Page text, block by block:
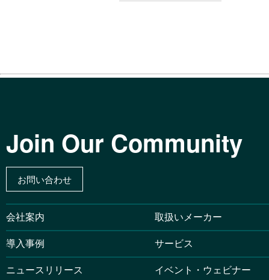
Join Our Community
お問い合わせ
会社案内 取扱いメーカー
導入事例
サービス
ニュースリリース
イベント・ウェビナー